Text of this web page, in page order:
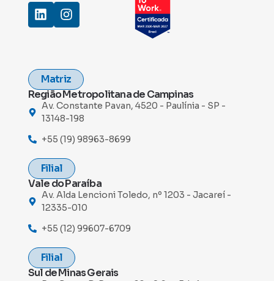
Matriz
Região Metropolitana de Campinas
Av. Constante Pavan, 4520 - Paulínia - SP -
13148-198
+55 (19) 98963-8699
Filial
Vale do Paraíba
Av. Alda Lencioni Toledo, nº 1203 - Jacareí -
12335-010
+55 (12) 99607-6709
Filial
Sul de Minas Gerais